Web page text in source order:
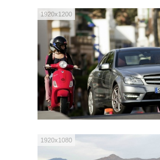
1920x1200
1920x1080